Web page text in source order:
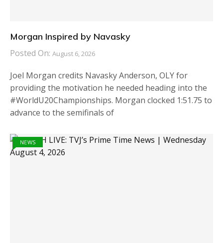
Morgan Inspired by Navasky
Posted On: August 6, 2026
Joel Morgan credits Navasky Anderson, OLY for
providing the motivation he needed heading into the
#WorldU20Championships. Morgan clocked 1:51.75 to
advance to the semifinals of
NEWS